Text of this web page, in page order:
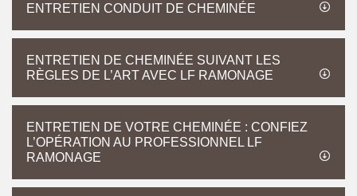
ENTRETIEN CONDUIT DE CHEMINÉE
ENTRETIEN DE CHEMINÉE SUIVANT LES
RÈGLES DE L’ART AVEC LF RAMONAGE
ENTRETIEN DE VOTRE CHEMINÉE : CONFIEZ
L’OPÉRATION AU PROFESSIONNEL LF
RAMONAGE